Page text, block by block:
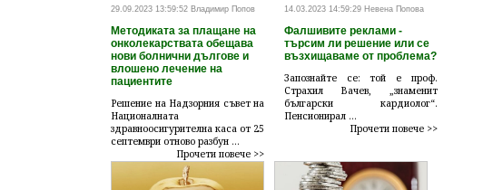
29.09.2023 13:59:52 Владимир Попов
Методиката за плащане на
онколекарствата обещава
нови болнични дългове и
влошено лечение на
пациентите
Решение на Надзорния съвет на
Националната
здравноосигурителна каса от 25
септември отново разбун ...
Прочети повече >>
14.03.2023 14:59:29 Невена Попова
Фалшивите реклами -
търсим ли решение или се
възхищаваме от проблема?
Запознайте се: той е проф.
Страхил Вачев, „знаменит
български кардиолог“.
Пенсионирал ...
Прочети повече >>